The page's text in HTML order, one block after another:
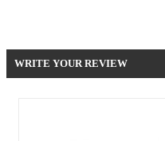
WRITE YOUR REVIEW